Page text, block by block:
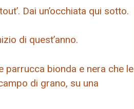
Dai un’occhiata qui sotto.
di quest’anno.
parrucca bionda e nera che le
di grano, su una